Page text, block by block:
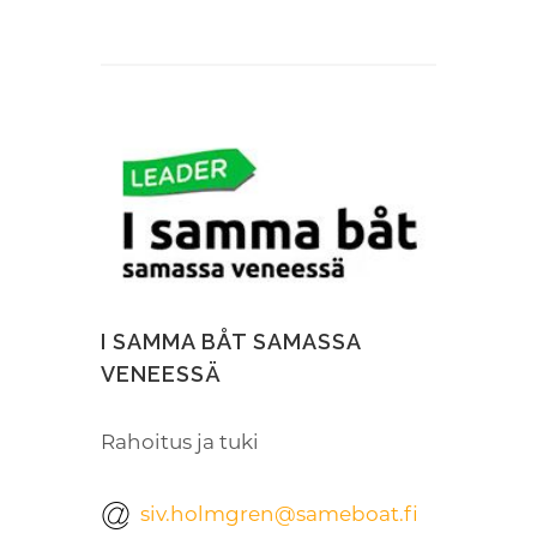
I SAMMA BÅT SAMASSA
VENEESSÄ
Rahoitus ja tuki
siv.holmgren@sameboat.fi